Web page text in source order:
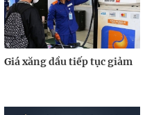
Giá xăng dầu tiếp tục giảm